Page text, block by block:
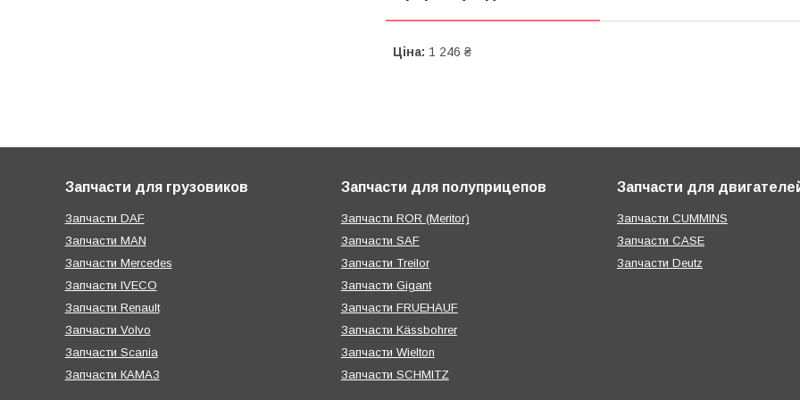
Ціна: 1 246 ₴
Запчасти для грузовиков
Запчасти DAF
Запчасти MAN
Запчасти Mercedes
Запчасти IVECO
Запчасти Renault
Запчасти Volvo
Запчасти Scania
Запчасти КАМАЗ
Запчасти для полуприцепов
Запчасти ROR (Meritor)
Запчасти SAF
Запчасти Treilor
Запчасти Gigant
Запчасти FRUEHAUF
Запчасти Kässbohrer
Запчасти Wielton
Запчасти SCHMITZ
Запчасти для
Запчасти CUMMINS
Запчасти CASE
Запчасти Deutz